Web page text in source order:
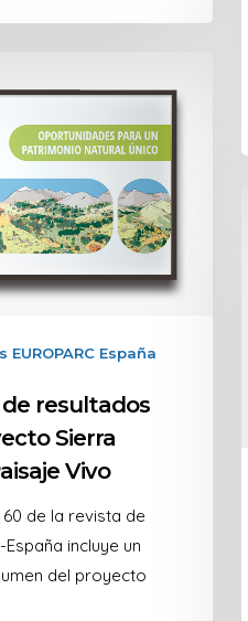
España
resultados
Sierra
Vivo
de la revista de
España incluye un
del proyecto